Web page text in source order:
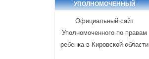
УПОЛНОМОЧЕННЫЙ
Официальный сайт
Уполномоченного по правам
ребенка в Кировской области